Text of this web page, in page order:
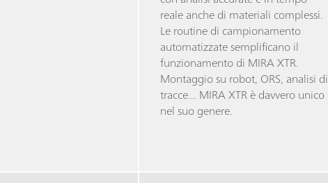
reale anche di materiali complessi.
Le routine di campionamento
automatizzate semplificano il
funzionamento di MIRA XTR.
Montaggio su robot, ORS, analisi di
tracce... MIRA XTR è davvero unico
nel suo genere.